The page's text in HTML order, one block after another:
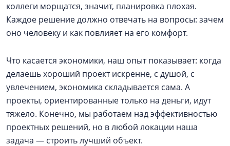
коллеги морщатся, значит, планировка плохая.
Каждое решение должно отвечать на вопросы: зачем
оно человеку и как повлияет на его комфорт.
Что касается экономики, наш опыт показывает: когда
делаешь хороший проект искренне, с душой, с
увлечением, экономика складывается сама. А
проекты, ориентированные только на деньги, идут
тяжело. Конечно, мы работаем над эффективностью
проектных решений, но в любой локации наша
задача — строить лучший объект.